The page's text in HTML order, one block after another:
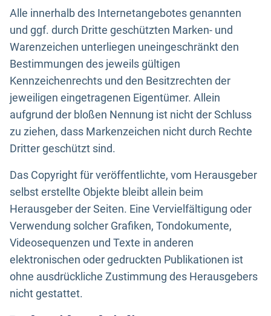
Alle innerhalb des Internetangebotes genannten
und ggf. durch Dritte geschützten Marken- und
Warenzeichen unterliegen uneingeschränkt den
Bestimmungen des jeweils gültigen
Kennzeichenrechts und den Besitzrechten der
jeweiligen eingetragenen Eigentümer. Allein
aufgrund der bloßen Nennung ist nicht der Schluss
zu ziehen, dass Markenzeichen nicht durch Rechte
Dritter geschützt sind.
Das Copyright für veröffentlichte, vom Herausgeber
selbst erstellte Objekte bleibt allein beim
Herausgeber der Seiten. Eine Vervielfältigung oder
Verwendung solcher Grafiken, Tondokumente,
Videosequenzen und Texte in anderen
elektronischen oder gedruckten Publikationen ist
ohne ausdrückliche Zustimmung des Herausgebers
nicht gestattet.